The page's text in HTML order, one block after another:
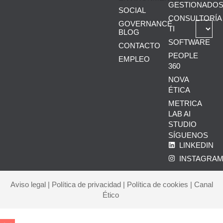
SOCIAL
GOVERNANCE
BLOG
CONTACTO
EMPLEO
GESTIONADOS
CONSULTORÍA
TI
SOFTWARE
PEOPLE
360
NOVA
ÉTICA
METRICA
LAB AI
STUDIO
SÍGUENOS
LINKEDIN
Aviso legal| Política de privacidad| Política de cookies | Canal
Ético